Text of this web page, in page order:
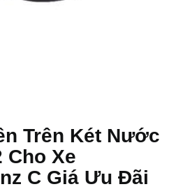
Trên Két Nước
Cho Xe
C Giá Ưu Đãi